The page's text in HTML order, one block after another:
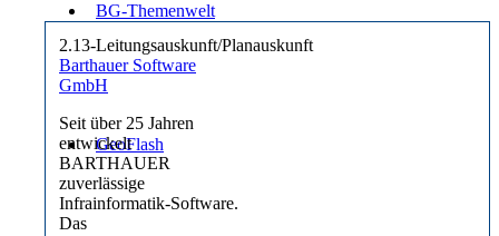
BG-Themenwelt
GeoFlash
2.13-Leitungsauskunft/Planauskunft
Barthauer Software
GmbH
Seit über 25 Jahren
entwickelt
BARTHAUER
zuverlässige
Infrainformatik-Software.
Das